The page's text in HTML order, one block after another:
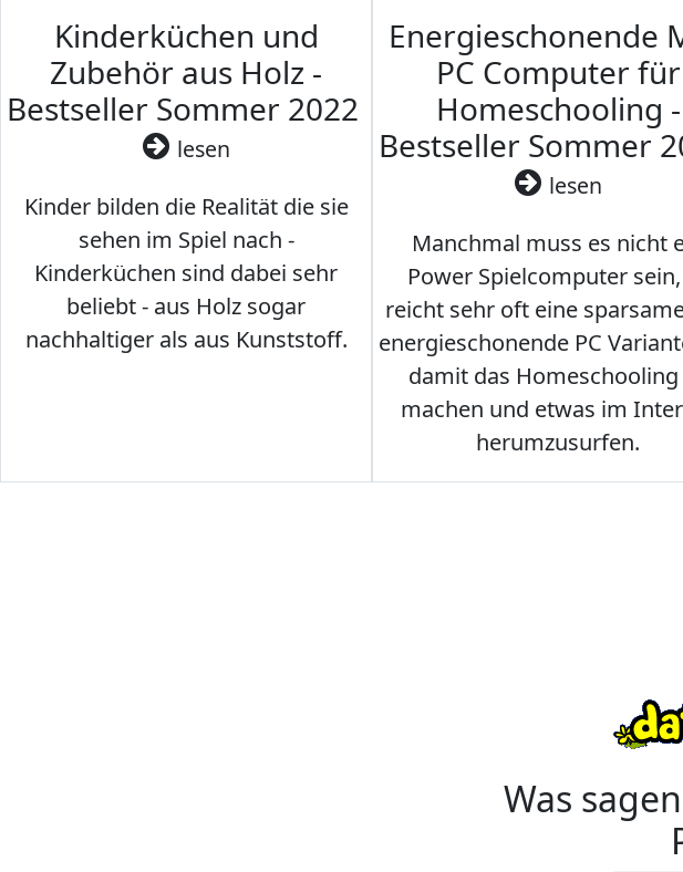
Kinderküchen und
Zubehör aus Holz -
Bestseller Sommer 2022
lesen
Kinder bilden die Realität die sie
sehen im Spiel nach -
Kinderküchen sind dabei sehr
beliebt - aus Holz sogar
nachhaltiger als aus Kunststoff.
Energieschonende
PC Computer für
Homeschooling -
Bestseller Sommer
lesen
Manchmal muss es nicht
Power Spielcomputer
reicht sehr oft eine
energieschonende PC
damit das Homeschooling
machen und etwas im
herumzusurfen.
Was